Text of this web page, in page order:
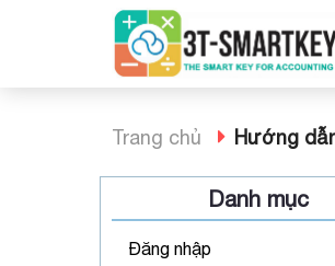
dung
Trang chủ Hướng
Danh mục
Đăng nhập